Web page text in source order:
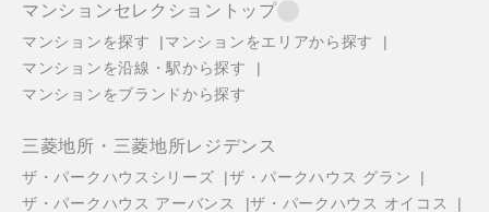
マンションセレクショントップ
マンションを探す
マンションをエリアから探す
マンションを沿線・駅から探す
マンションをブランドから探す
三菱地所・三菱地所レジデンス
ザ・パークハウスシリーズ
ザ・パークハウス グラン
ザ・パークハウス アーバンス
ザ・パークハウス オイコス